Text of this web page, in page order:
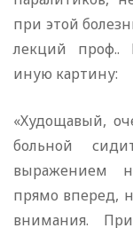
при этой
лекций проф..
иную картину:
«Худощавый,
больной
выражением
прямо вперед,
внимания.